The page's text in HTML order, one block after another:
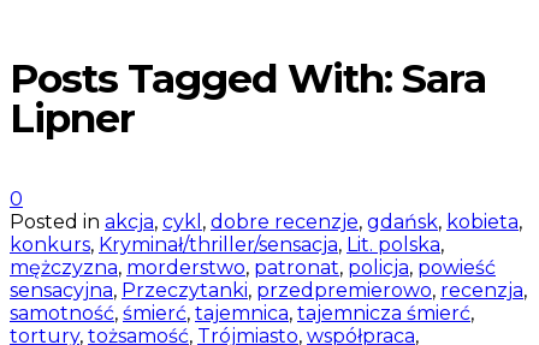
Posts Tagged With: Sara
Lipner
0
Posted in akcja, cykl , dobre recenzje, gdańsk, kobieta,
konkurs, Kryminał/thriller/sensacja, Lit. polska,
mężczyzna, morderstwo, patronat, policja, powieść
sensacyjna, Przeczytanki, przedpremierowo, recenzja,
samotność, śmierć, tajemnica, tajemnicza śmierć,
tortury, tożsamość, Trójmiasto, współpraca,